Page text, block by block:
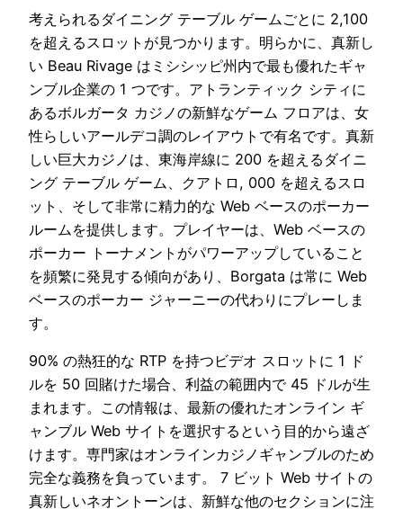
考えられるダイニング テーブル ゲームごとに 2,100
を超えるスロットが見つかります。明らかに、真新し
い Beau Rivage はミシシッピ州内で最も優れたギャ
ンブル企業の 1 つです。アトランティック シティに
あるボルガータ カジノの新鮮なゲーム フロアは、女
性らしいアールデコ調のレイアウトで有名です。真新
しい巨大カジノは、東海岸線に 200 を超えるダイニ
ング テーブル ゲーム、クアトロ, 000 を超えるスロ
ット、そして非常に精力的な Web ベースのポーカー
ルームを提供します。プレイヤーは、Web ベースの
ポーカー トーナメントがパワーアップしていること
を頻繁に発見する傾向があり、Borgata は常に Web
ベースのポーカー ジャーニーの代わりにプレーしま
す。
90% の熱狂的な RTP を持つビデオ スロットに 1 ド
ルを 50 回賭けた場合、利益の範囲内で 45 ドルが生
まれます。この情報は、最新の優れたオンライン ギ
ャンブル Web サイトを選択するという目的から遠ざ
けます。専門家はオンラインカジノギャンブルのため
完全な義務を負っています。 7 ビット Web サイトの
真新しいネオントーンは、新鮮な他のセクションに注